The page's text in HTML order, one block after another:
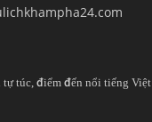
túc, điểm đến nổi tiếng Việt